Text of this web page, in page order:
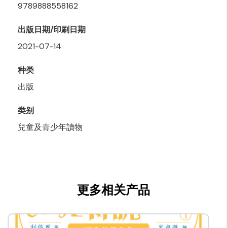
9789888558162
出版日期/印刷日期
2021-07-14
种类
出版
类别
兒童及青少年讀物
更多相关产品